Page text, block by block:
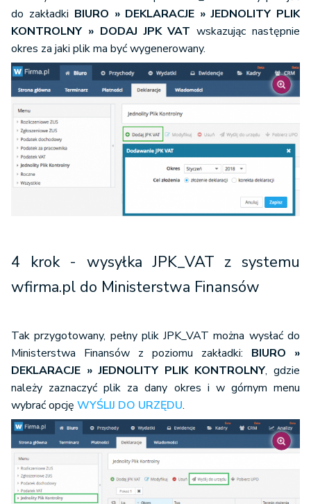
do zakładki BIURO » DEKLARACJE » JEDNOLITY PLIK
KONTROLNY » DODAJ JPK VAT wskazując następnie
okres za jaki plik ma być wygenerowany.
4 krok - wysyłka JPK_VAT z systemu
wfirma.pl do Ministerstwa Finansów
Tak przygotowany, pełny plik JPK_VAT można wysłać do
Ministerstwa Finansów z poziomu zakładki: BIURO »
DEKLARACJE » JEDNOLITY PLIK KONTROLNY, gdzie
należy zaznaczyć plik za dany okres i w górnym menu
wybrać opcję WYŚLIJ DO URZĘDU.